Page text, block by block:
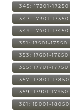
345: 17201-17250
347: 17301-17350
349: 17401-17450
351: 17501-17550
353: 17601-17650
355: 17701-17750
357: 17801-17850
359: 17901-17950
361: 18001-18050